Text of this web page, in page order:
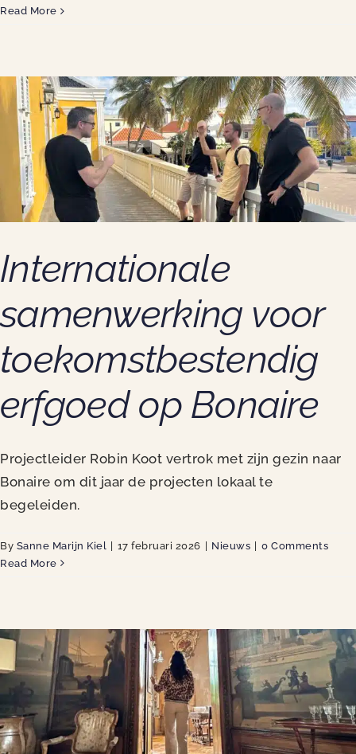
Read More
Internationale
samenwerking voor
toekomstbestendig
erfgoed op Bonaire
Projectleider Robin Koot vertrok met zijn gezin naar
Bonaire om dit jaar de projecten lokaal te
begeleiden.
By Sanne Marijn Kiel | 17 februari 2026 | Nieuws | 0 Comments
Read More